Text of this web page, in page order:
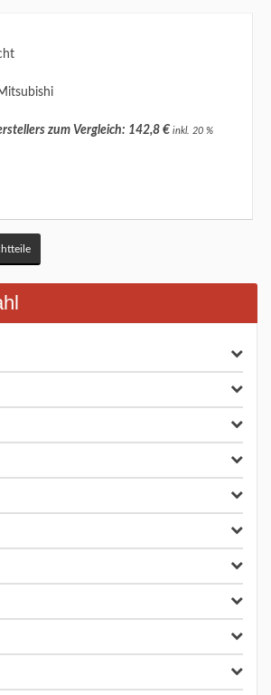
zum Vergleich: 142,8 € inkl. 20 %